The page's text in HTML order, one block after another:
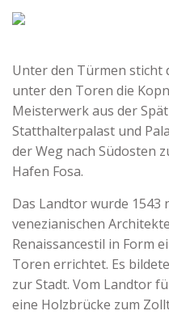
Unter den Türmen sticht
unter den Toren die
Meisterwerk aus der
Statthalterpalast und
der Weg nach Südosten
Hafen Fosa.
Das Landtor wurde 1543
venezianischen
Renaissancestil in Form
Toren errichtet. Es
zur Stadt. Vom Landtor
eine Holzbrücke zum